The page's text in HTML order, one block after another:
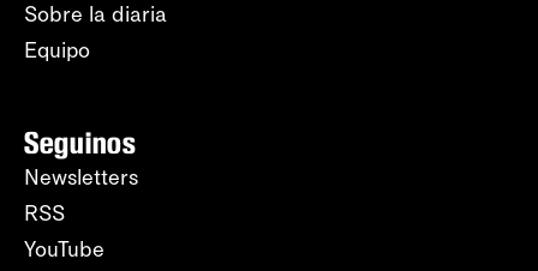
Sobre la diaria
Equipo
Seguinos
Newsletters
RSS
YouTube